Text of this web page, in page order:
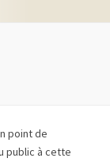
point de
public à cette